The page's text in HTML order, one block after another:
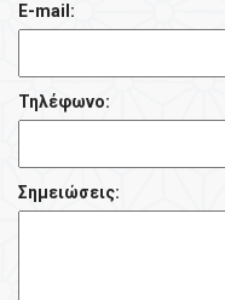
E-mail:
Τηλέφωνο:
Σημειώσεις: